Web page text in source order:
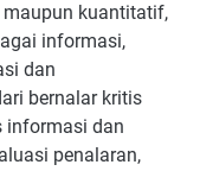
kuantitatif,
informasi,
dan
bernalar kritis
informasi dan
penalaran,